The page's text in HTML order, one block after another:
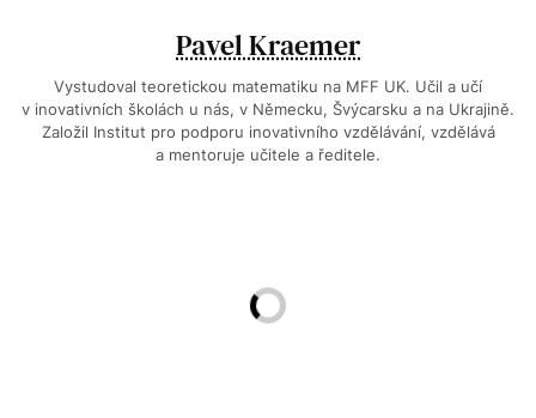
Pavel Kraemer
Vystudoval teoretickou matematiku na MFF UK. Učil a učí
v inovativních školách u nás, v Německu, Švýcarsku a na Ukrajině.
Založil Institut pro podporu inovativního vzdělávání, vzdělává
a mentoruje učitele a ředitele.